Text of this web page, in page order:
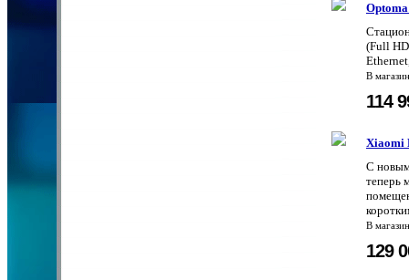
(Full
В
114
Xiaomi
С
теперь
В
129